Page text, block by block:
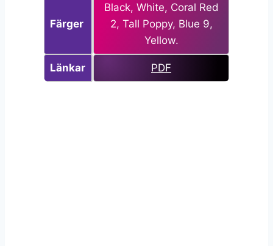
Färger
Black, White, Coral Red
2, Tall Poppy, Blue 9,
Yellow.
Länkar PDF